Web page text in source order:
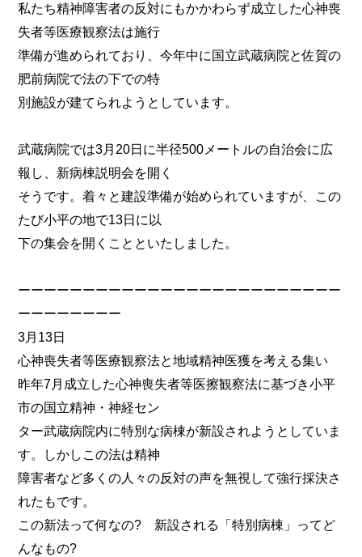
私たち精神障害者の反対にもかかわらず成立した心神喪
失者等医療観察法は施行
準備が進められており、今年中に国立武蔵病院と佐賀の
肥前病院で法の下での特
別施設が建てられようとしています。
武蔵病院では3月20日に半径500メートルの自治会に広
報し、新病棟説明会を開く
そうです。着々と建設準備が始められていますが、この
たび小平の地で13日に以
下の集会を開くことといたしました。
ーーーーーーーーーーーーーーーーーーーーーーーーー
ーーーーーーーー
3月13日
心神喪失者等医療観察法と地域精神医獲を考える集い
昨年7月成立した心神喪失者等医擦観察法に基づき小平
市の国立精神・神経セン
ター武蔵病院内に特別な病棟が新設されようとしていま
す。しかしこの法は精神
障害者など多くの人々の反対の声を無視して強行採決さ
れたもです。
この新法って何なの? 新設される「特別病棟」ってど
んなもの?